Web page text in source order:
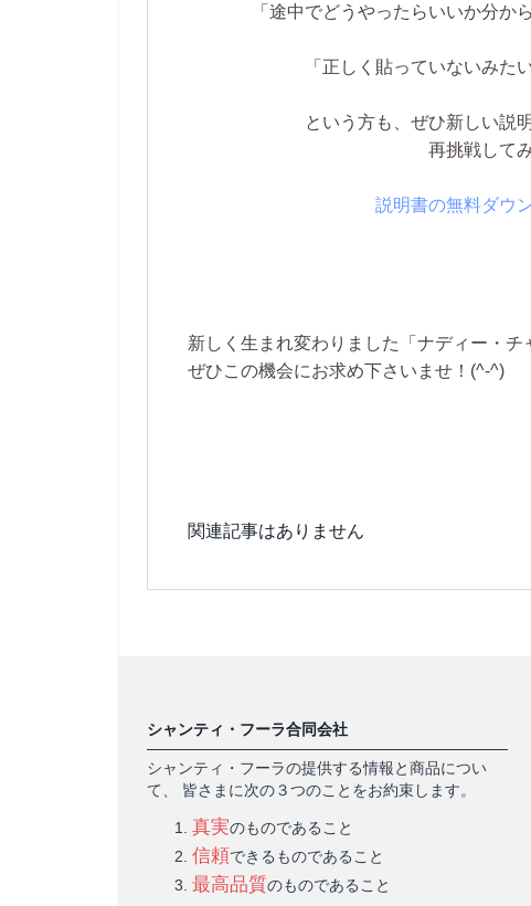
「途中でどうやったらいいか分か
「正しく貼っていないみた
という方も、ぜひ新しい説
再挑戦して
説明書の無料ダウ
新しく生まれ変わりました「ナディー・
ぜひこの機会にお求め下さいませ！(^-^)
関連記事はありません
シャンティ・フーラ合同会社
シャンティ・フーラの提供する情報と商品につい
て、 皆さまに次の３つのことをお約束します。
真実のものであること
信頼できるものであること
最高品質のものであること